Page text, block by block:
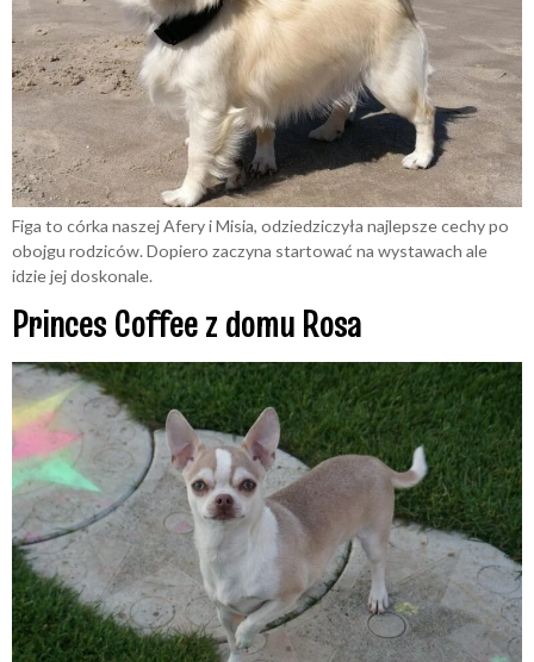
Figa to córka naszej Afery i Misia, odziedziczyła najlepsze cechy po
obojgu rodziców. Dopiero zaczyna startować na wystawach ale
idzie jej doskonale.
Princes Coffee z domu Rosa